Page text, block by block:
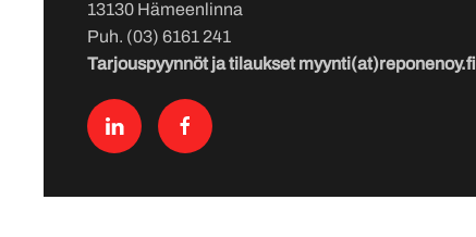
13130 Hämeenlinna
Puh. (03) 6161 241
Tarjouspyynnöt ja tilaukset myynti(at)reponenoy.fi